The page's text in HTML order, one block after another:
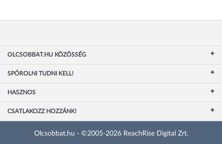
OLCSOBBAT.HU KÖZÖSSÉG
SPÓROLNI TUDNI KELL!
HASZNOS
CSATLAKOZZ HOZZÁNK!
Olcsobbat.hu - ©2005-2026 ReachRise Digital Zrt.